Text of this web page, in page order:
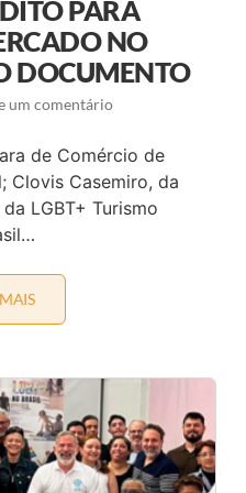
O
P
A
U
L
O
O
M
R
E
C
O
E
S
,
R
R
Ç
I
S
M
O
R
E
PARA
NO
DOCUMENTO
um comentário
de Comércio de
Clovis Casemiro, da
LGBT+ Turismo
T
M
O
L
G
B
T